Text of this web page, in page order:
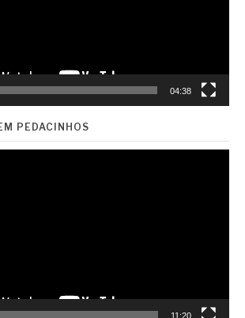
04:38
PEDACINHOS
11:20